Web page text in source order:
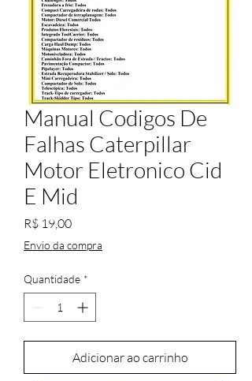
Manual Codigos De
Falhas Caterpillar
Motor Eletronico Cid
E Mid
R$ 19,00Preço
Envio da compra
Quantidade *
Adicionar ao carrinho